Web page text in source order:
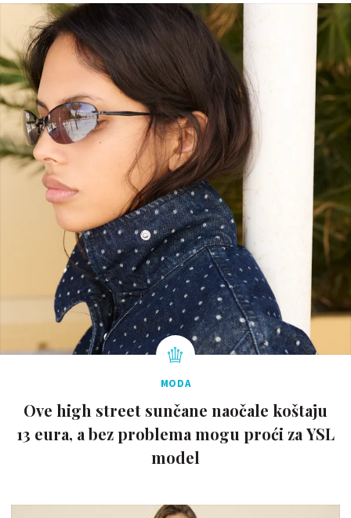
MODA
Ove high street sunčane naočale koštaju
13 eura, a bez problema mogu proći za YSL
model